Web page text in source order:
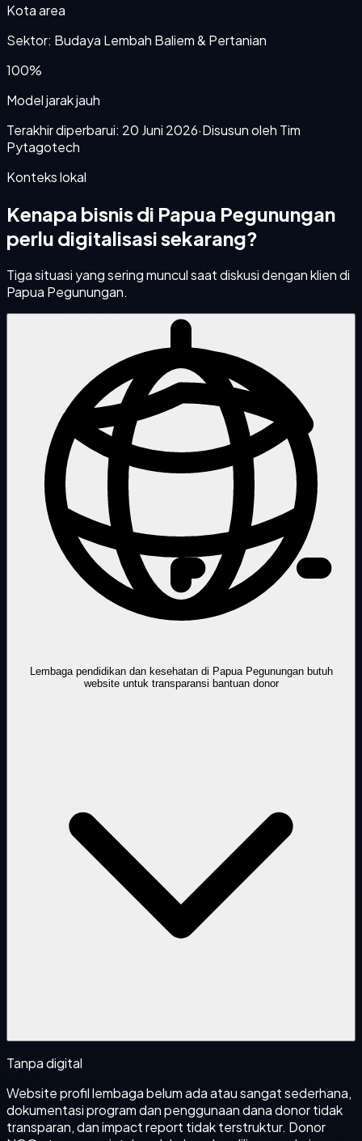
Kota area
Sektor: Budaya Lembah Baliem & Pertanian
100%
Model jarak jauh
Terakhir diperbarui: 20 Juni 2026·Disusun oleh Tim
Pytagotech
Konteks lokal
Kenapa bisnis di Papua Pegunungan
perlu digitalisasi sekarang?
Tiga situasi yang sering muncul saat diskusi dengan klien di
Papua Pegunungan.
Lembaga pendidikan dan kesehatan di Papua Pegunungan butuh
website untuk transparansi bantuan donor
Tanpa digital
Website profil lembaga belum ada atau sangat sederhana,
dokumentasi program dan penggunaan dana donor tidak
transparan, dan impact report tidak terstruktur. Donor